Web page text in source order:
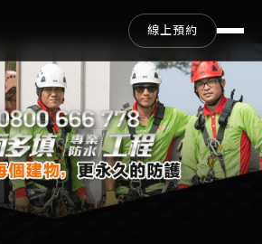
線上預約